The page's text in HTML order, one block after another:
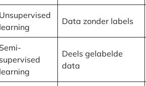
Unsupervised
learning
Data zonder labels
Semi-
supervised
learning
Deels gelabelde
data